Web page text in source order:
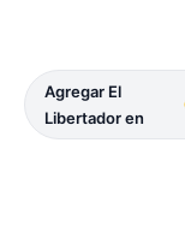
Agregar El
Libertador en